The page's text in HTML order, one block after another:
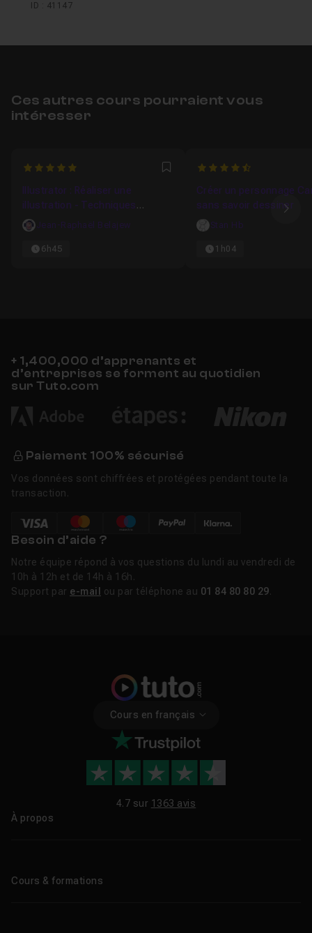
ID : 41147
Ces autres cours pourraient vous
intéresser
5 Favori
Illustrator : Réaliser une
illustration - Techniques
Avancées
Jean-Raphaël Belajew
6h45
4.8095238095238
Créer un personnage
sans savoir dessiner
Stan Hb
1h04
+ 1,400,000 d’apprenants et
d’entreprises se forment au quotidien
sur Tuto.com
Paiement 100% sécurisé
Vos données sont chiffrées et protégées pendant toute la
transaction.
Besoin d’aide ?
Notre équipe répond à vos questions du lundi au vendredi de
10h à 12h et de 14h à 16h.
Support par e-mail ou par téléphone au 01 84 80 80 29
Cours en français
4.7 sur 1363 avis
À propos
Cours & formations